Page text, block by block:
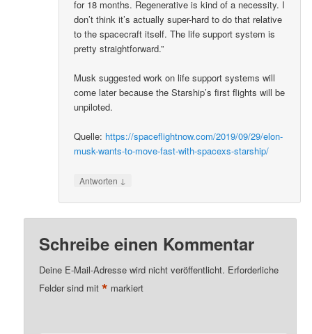
for 18 months. Regenerative is kind of a necessity. I
don’t think it’s actually super-hard to do that relative
to the spacecraft itself. The life support system is
pretty straightforward.”
Musk suggested work on life support systems will
come later because the Starship’s first flights will be
unpiloted.
Quelle: https://spaceflightnow.com/2019/09/29/elon-
musk-wants-to-move-fast-with-spacexs-starship/
Antworten ↓
Schreibe einen Kommentar
Deine E-Mail-Adresse wird nicht veröffentlicht. Erforderliche
Felder sind mit* markiert